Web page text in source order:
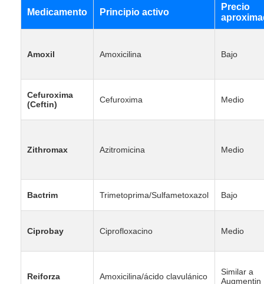
Medicamento Principio activo
Precio
Amoxil Amoxicilina Bajo
Cefuroxima
(Ceftin)
Cefuroxima Medio
Zithromax Azitromicina Medio
Bactrim Trimetoprima/Sulfametoxazol Bajo
Ciprobay Ciprofloxacino Medio
Reiforza Amoxicilina/ácido clavulánico
Similar a
Augmentin